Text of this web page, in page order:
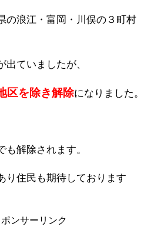
の浪江・富岡・川俣の３町村
出ていましたが、
区を除き解除になりました。
も解除されます。
り住民も期待しております
ポンサーリンク